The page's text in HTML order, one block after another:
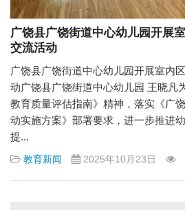
广饶县广饶街道中心幼儿园开展
交流活动
广饶县广饶街道中心幼儿园开展室内
动广饶县广饶街道中心幼儿园 王晓凡
教育质量评估指南》精神，落实《广
动实施方案》部署要求，进一步推进
提...
教育新闻 2025年10月23日